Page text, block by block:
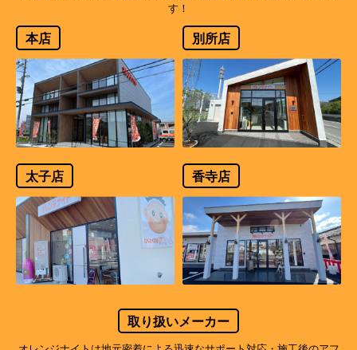
す！
本店 別所店
太子店 香寺店
取り扱いメーカー